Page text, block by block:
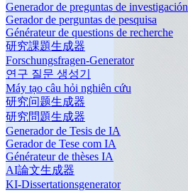
Generador de preguntas de investigación
Gerador de perguntas de pesquisa
Générateur de questions de recherche
研究課題生成器
Forschungsfragen-Generator
연구 질문 생성기
Máy tạo câu hỏi nghiên cứu
研究问题生成器
研究問題生成器
Generador de Tesis de IA
Gerador de Tese com IA
Générateur de thèses IA
AI論文生成器
KI-Dissertationsgenerator